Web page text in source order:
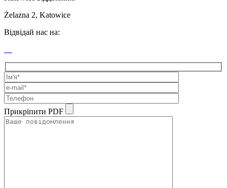
Żelazna 2, Katowice
Відвідай нас на:
Прикріпити PDF